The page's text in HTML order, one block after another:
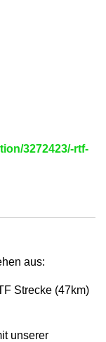
3272423/-rtf-
aus:
Strecke (47km)
unserer